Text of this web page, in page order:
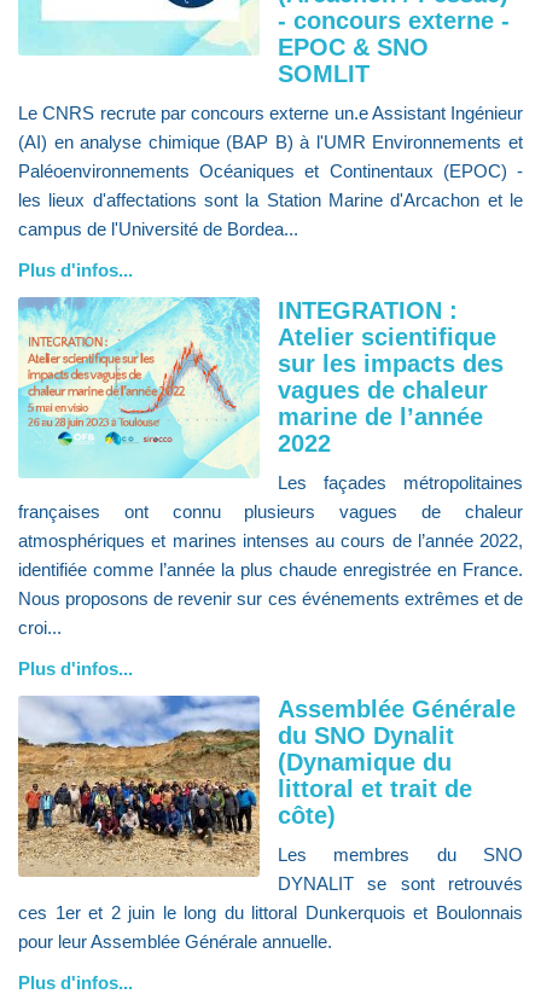
- concours externe -
EPOC & SNO
SOMLIT
Le CNRS recrute par concours externe un.e Assistant Ingénieur
(AI) en analyse chimique (BAP B) à l'UMR Environnements et
Paléoenvironnements Océaniques et Continentaux (EPOC) -
les lieux d'affectations sont la Station Marine d'Arcachon et le
campus de l'Université de Bordea...
Plus d'infos...
INTEGRATION :
Atelier scientifique
sur les impacts des
vagues de chaleur
marine de l’année
2022
Les façades métropolitaines
françaises ont connu plusieurs vagues de chaleur
atmosphériques et marines intenses au cours de l’année 2022,
identifiée comme l’année la plus chaude enregistrée en France.
Nous proposons de revenir sur ces événements extrêmes et de
croi...
Plus d'infos...
Assemblée Générale
du SNO Dynalit
(Dynamique du
littoral et trait de
côte)
Les membres du SNO
DYNALIT se sont retrouvés
ces 1er et 2 juin le long du littoral Dunkerquois et Boulonnais
pour leur Assemblée Générale annuelle.
Plus d'infos...